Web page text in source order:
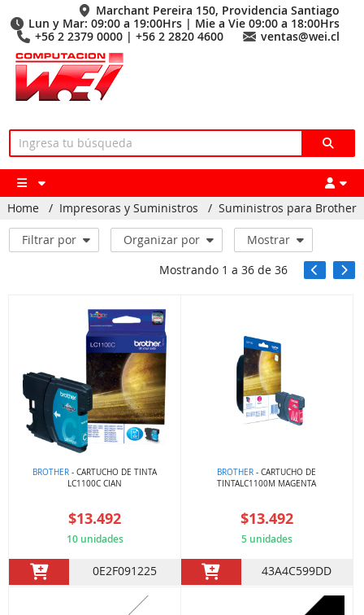
Marchant Pereira 150, Providencia Santiago
Lun y Mar: 09:00 a 19:00Hrs | Mie a Vie 09:00 a 18:00Hrs
+56 2 2379 0000 | +56 2 2820 4600
ventas@wei.cl
Home / Impresoras y Suministros / Suministros para Brother
Filtrar por Organizar por
Mostrar
Mostrando 1 a 36de 36
BROTHER - CARTUCHO DE TINTA
LC1100C CIAN
$13.492
10 unidades
0E2F091225
BROTHER - CARTUCHO DE
TINTALC1100M MAGENTA
$13.492
5 unidades
43A4C599DD